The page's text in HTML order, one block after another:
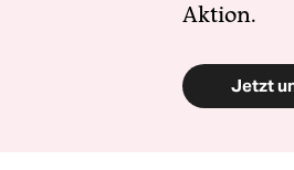
Aktion.
Jetzt